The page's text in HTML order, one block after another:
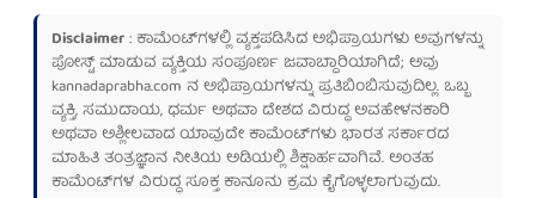
Disclaimer: ಕಾಮೆಂಟ್‌ಗಳಲ್ಲಿ ವ್ಯಕ್ತಪಡಿಸಿದ ಅಭಿಪ್ರಾಯಗಳು ಅವುಗಳನ್ನು
ಪೋಸ್ಟ್ ಮಾಡುವ ವ್ಯಕ್ತಿಯ ಸಂಪೂರ್ಣ ಜವಾಬ್ದಾರಿಯಾಗಿದೆ; ಅವು
kannadaprabha.com ನ ಅಭಿಪ್ರಾಯಗಳನ್ನು ಪ್ರತಿಬಿಂಬಿಸುವುದಿಲ್ಲ. ಒಬ್ಬ
ವ್ಯಕ್ತಿ, ಸಮುದಾಯ, ಧರ್ಮ ಅಥವಾ ದೇಶದ ವಿರುದ್ಧ ಅವಹೇಳನಕಾರಿ
ಅಥವಾ ಅಶ್ಲೀಲವಾದ ಯಾವುದೇ ಕಾಮೆಂಟ್‌ಗಳು ಭಾರತ ಸರ್ಕಾರದ
ಮಾಹಿತಿ ತಂತ್ರಜ್ಞಾನ ನೀತಿಯ ಅಡಿಯಲ್ಲಿ ಶಿಕ್ಷಾರ್ಹವಾಗಿವೆ. ಅಂತಹ
ಕಾಮೆಂಟ್‌ಗಳ ವಿರುದ್ಧ ಸೂಕ್ತ ಕಾನೂನು ಕ್ರಮ ಕೈಗೊಳ್ಳಲಾಗುವುದು.